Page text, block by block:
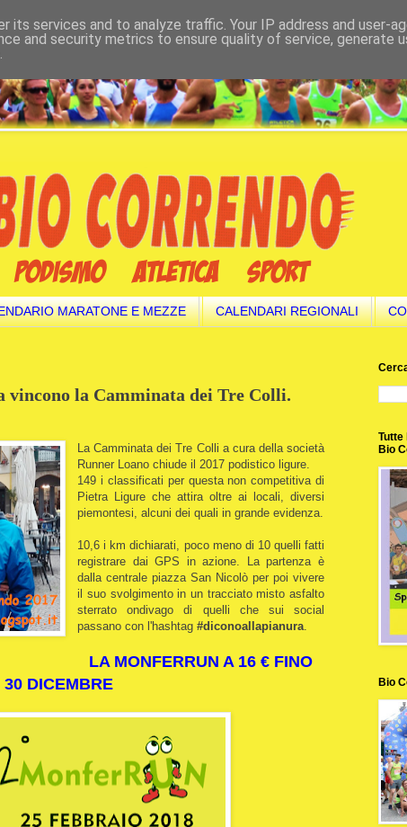
MARATONE E MEZZE CALENDARI REGIONALI
vincono la Camminata dei Tre Colli.
La Camminata dei Tre Colli a cura della società
Runner Loano chiude il 2017 podistico ligure.
149 i classificati per questa non competitiva di
Pietra Ligure che attira oltre ai locali, diversi
piemontesi, alcuni dei quali in grande evidenza.
10,6 i km dichiarati, poco meno di 10 quelli fatti
registrare dai GPS in azione. La partenza è
dalla centrale piazza San Nicolò per poi vivere
il suo svolgimento in un tracciato misto asfalto
sterrato ondivago di quelli che sui social
passano con l'hashtag#diconoallapianura
LA MONFERRUN A 16 € FINO
30 DICEMBRE
Tutte
Bio
Bio
its services and to analyze traffic. Your IP address and user-
and security metrics to ensure quality of service, generate